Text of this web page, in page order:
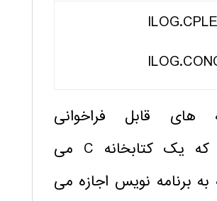
های قابل فراخوانی
CPLEX که یک کتابخانه C می
به برنامه نویس اجازه می